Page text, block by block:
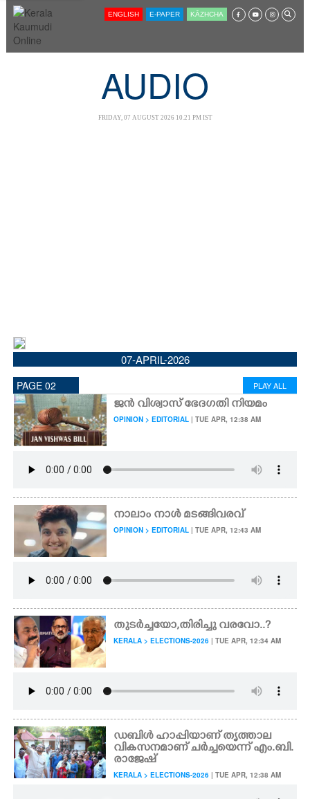
SECTIONS
HOME
PHOTOS
LIFESTYLE
INFO+
CARTOONS
CONTACT US
ENGLISH E-PAPER KĀZHCHA
AUDIO
FRIDAY, 07 AUGUST 2026 10.21 PM IST
07-APRIL-2026
PAGE 02 PLAY ALL
ജൻ വിശ്വാസ് ഭേദഗതി നിയമം
OPINION > EDITORIAL | TUE APR, 12:38 AM
നാലാം നാൾ മടങ്ങിവരവ്
OPINION > EDITORIAL | TUE APR, 12:43 AM
തുടർച്ചയോ,തിരിച്ചു വരവോ..?
KERALA > ELECTIONS-2026 | TUE APR, 12:34 AM
ഡബിൾ ഹാപ്പിയാണ് തൃത്താല
വികസനമാണ് ചർച്ചയെന്ന് എം.ബി.
രാജേഷ്
KERALA > ELECTIONS-2026 | TUE APR, 12:38 AM